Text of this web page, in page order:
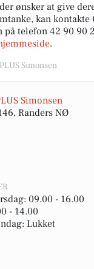
ønsker at give
kan kontakte
på telefon 42 90 90
.
Simonsen
Simonsen
Randers NØ
09.00 - 16.00
- 14.00
Lukket